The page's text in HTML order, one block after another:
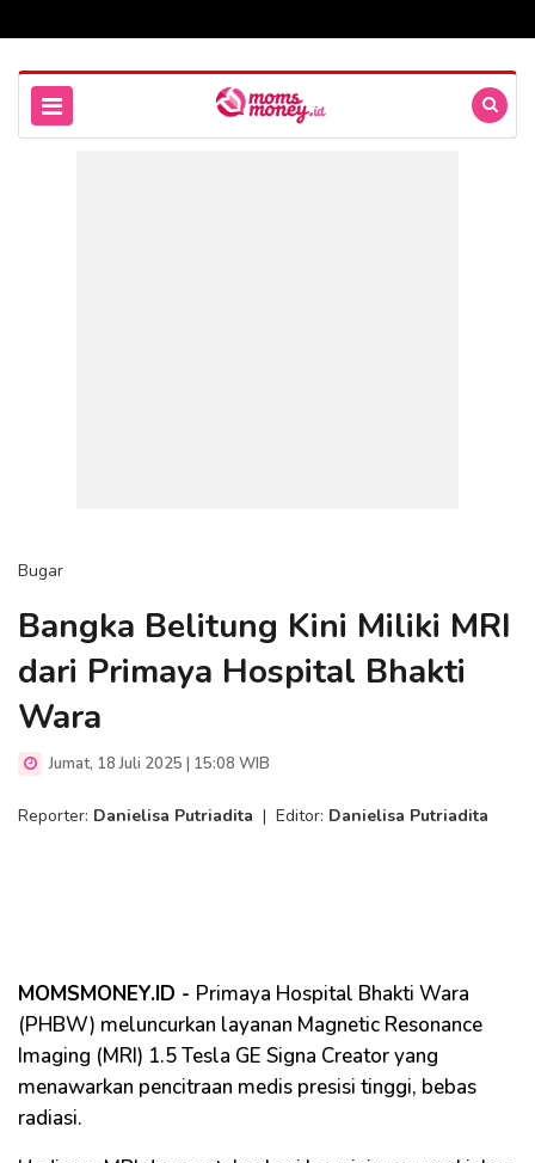
Bugar
Bangka Belitung Kini Miliki MRI
dari Primaya Hospital Bhakti
Wara
Jumat, 18 Juli 2025 | 15:08 WIB
Reporter: Danielisa Putriadita | Editor: Danielisa Putriadita
MOMSMONEY.ID - Primaya Hospital Bhakti Wara
(PHBW) meluncurkan layanan Magnetic Resonance
Imaging (MRI) 1.5 Tesla GE Signa Creator yang
menawarkan pencitraan medis presisi tinggi, bebas
radiasi.